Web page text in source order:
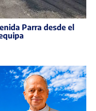
Parra desde el